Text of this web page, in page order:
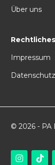
Über uns
Rechtliches
Impressum
© 2026 - PA